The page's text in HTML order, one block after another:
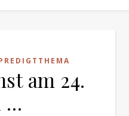
am 24.
…